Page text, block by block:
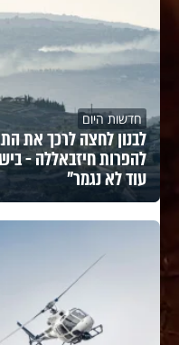
חדשות היום
לבנון לחצה לרכך את
להפרות חיזבאללה -
עוד לא נגמר"